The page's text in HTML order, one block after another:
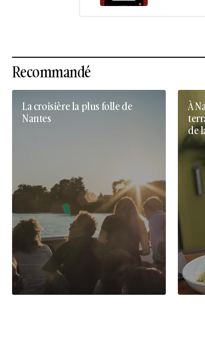
Recommandé
La croisière la plus folle de
Nantes
À
de